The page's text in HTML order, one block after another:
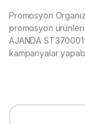
Promosyon
promosyon ürünleri
AJANDA
kampanyalar